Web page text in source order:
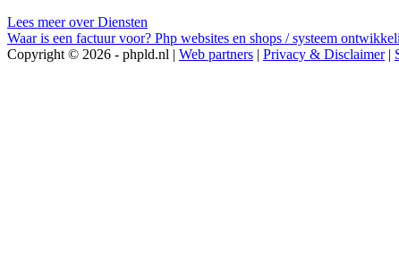
Lees meer over Diensten
Waar is een factuur voor? Php websites en shops / systeem
Copyright © 2026 - phpld.nl | Web partners | Privacy & Disclaimer|